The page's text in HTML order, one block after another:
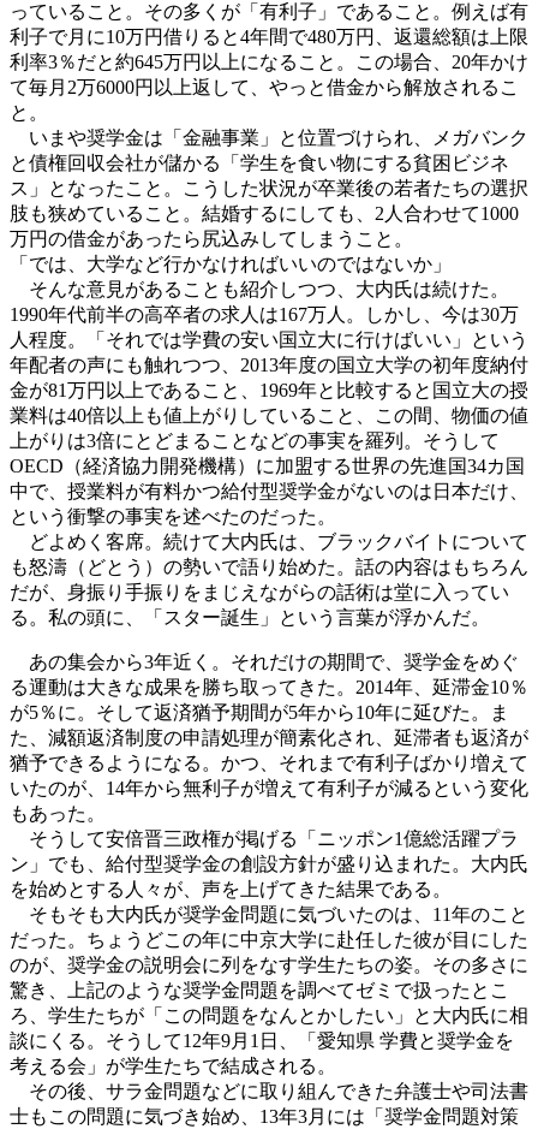
っていること。その多くが「有利子」であること。例えば有
利子で月に10万円借りると4年間で480万円、返還総額は上限
利率3％だと約645万円以上になること。この場合、20年かけ
て毎月2万6000円以上返して、やっと借金から解放されるこ
と。
いまや奨学金は「金融事業」と位置づけられ、メガバンク
と債権回収会社が儲かる「学生を食い物にする貧困ビジネ
ス」となったこと。こうした状況が卒業後の若者たちの選択
肢も狭めていること。結婚するにしても、2人合わせて1000
万円の借金があったら尻込みしてしまうこと。
「では、大学など行かなければいいのではないか」
そんな意見があることも紹介しつつ、大内氏は続けた。
1990年代前半の高卒者の求人は167万人。しかし、今は30万
人程度。「それでは学費の安い国立大に行けばいい」という
年配者の声にも触れつつ、2013年度の国立大学の初年度納付
金が81万円以上であること、1969年と比較すると国立大の授
業料は40倍以上も値上がりしていること、この間、物価の値
上がりは3倍にとどまることなどの事実を羅列。そうして
OECD（経済協力開発機構）に加盟する世界の先進国34カ国
中で、授業料が有料かつ給付型奨学金がないのは日本だけ、
という衝撃の事実を述べたのだった。
どよめく客席。続けて大内氏は、ブラックバイトについて
も怒濤（どとう）の勢いで語り始めた。話の内容はもちろん
だが、身振り手振りをまじえながらの話術は堂に入ってい
る。私の頭に、「スター誕生」という言葉が浮かんだ。
あの集会から3年近く。それだけの期間で、奨学金をめぐ
る運動は大きな成果を勝ち取ってきた。2014年、延滞金10％
が5％に。そして返済猶予期間が5年から10年に延びた。ま
た、減額返済制度の申請処理が簡素化され、延滞者も返済が
猶予できるようになる。かつ、それまで有利子ばかり増えて
いたのが、14年から無利子が増えて有利子が減るという変化
もあった。
そうして安倍晋三政権が掲げる「ニッポン1億総活躍プラ
ン」でも、給付型奨学金の創設方針が盛り込まれた。大内氏
を始めとする人々が、声を上げてきた結果である。
そもそも大内氏が奨学金問題に気づいたのは、11年のこと
だった。ちょうどこの年に中京大学に赴任した彼が目にした
のが、奨学金の説明会に列をなす学生たちの姿。その多さに
驚き、上記のような奨学金問題を調べてゼミで扱ったとこ
ろ、学生たちが「この問題をなんとかしたい」と大内氏に相
談にくる。そうして12年9月1日、「愛知県 学費と奨学金を
考える会」が学生たちで結成される。
その後、サラ金問題などに取り組んできた弁護士や司法書
士もこの問題に気づき始め、13年3月には「奨学金問題対策